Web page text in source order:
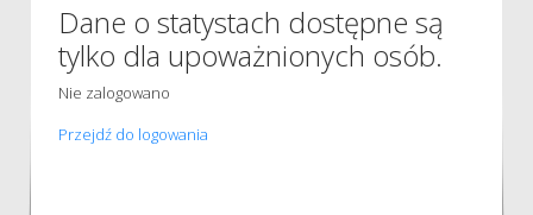
Dane o statystach dostępne są
tylko dla upoważnionych osób.
Nie zalogowano
Przejdź do logowania